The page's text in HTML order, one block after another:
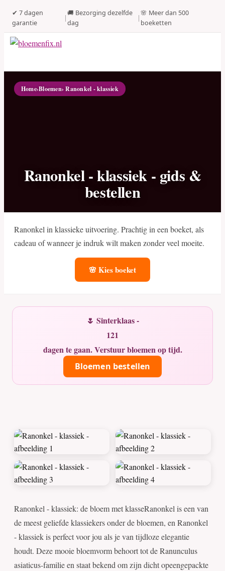
✔ 7 dagen
garantie
|
🚚 Bezorging dezelfde
dag
|
🌸 Meer dan 500
boeketten
Home›Bloemen› Ranonkel - klassiek
Ranonkel - klassiek - gids &
bestellen
Ranonkel in klassieke uitvoering. Prachtig in een boeket, als
cadeau of wanneer je indruk wilt maken zonder veel moeite.
🌸 Kies boeket
🌷 Sinterklaas -
121
dagen te gaan. Verstuur bloemen op tijd.
Bloemen bestellen
Ranonkel - klassiek: de bloem met klasseRanonkel is een van
de meest geliefde klassiekers onder de bloemen, en Ranonkel
- klassiek is perfect voor jou als je van tijdloze elegantie
houdt. Deze mooie bloemvorm behoort tot de Ranunculus
asiaticus-familie en staat bekend om zijn dicht opeengepackte